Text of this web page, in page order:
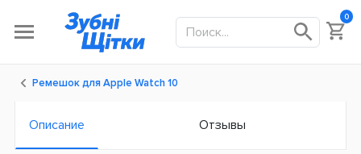
0
Ремешок для Apple Watch 10
Описание Отзывы